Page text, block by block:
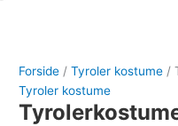
Forside /Tyroler kostume /
Tyroler kostume